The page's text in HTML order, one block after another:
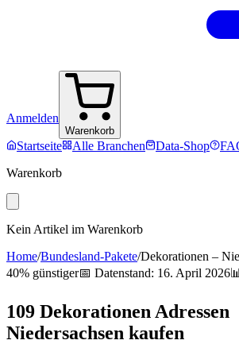
Anmelden
Warenkorb
Startseite Alle Branchen Data-Shop
Warenkorb
Kein Artikel im Warenkorb
Home/Bundesland-Pakete/Dekorationen –
40% günstiger📅 Datenstand: 16. April 2026
109 Dekorationen Adressen
Niedersachsen kaufen